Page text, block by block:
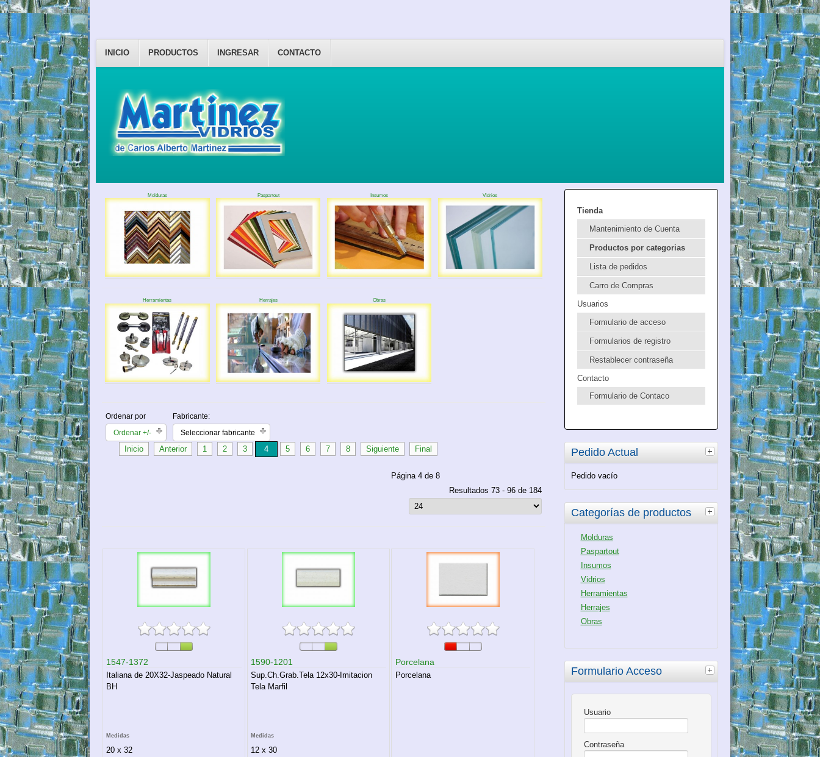
INICIO PRODUCTOS INGRESAR CONTACTO
Molduras Paspartout Insumos Vidrios
Herramientas Herrajes Obras
Ordenar por
Ordenar +/-
Fabricante:
Seleccionar fabricante
Inicio Anterior 1 2 3 4 5 6 7 8 Siguiente Final
Página 4 de 8
Resultados 73 - 96 de 184
1547-1372
Italiana de 20X32-Jaspeado Natural
BH
Medidas
20 x 32
1590-1201
Sup.Ch.Grab.Tela 12x30-Imitacion
Tela Marfil
Medidas
12 x 30
Porcelana
Porcelana
Tienda
Mantenimiento de Cuenta
Productos por categorias
Lista de pedidos
Carro de Compras
Usuarios
Formulario de acceso
Formularios de registro
Restablecer contraseña
Contacto
Formulario de Contaco
Pedido Actual
Pedido vacío
Categorías de productos
Molduras
Paspartout
Insumos
Vidrios
Herramientas
Herrajes
Obras
Formulario Acceso
Usuario
Contraseña